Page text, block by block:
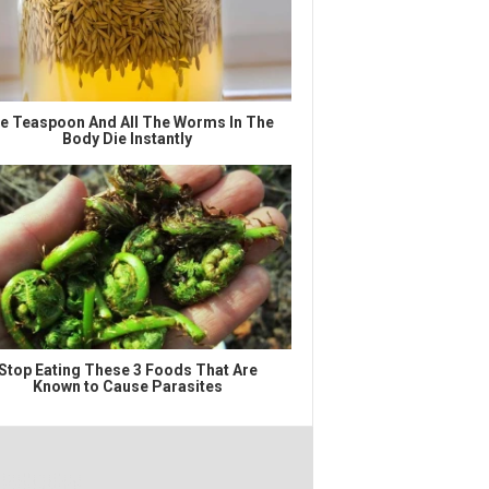
Teaspoon And All The Worms In The
Body Die Instantly
Eating These 3 Foods That Are
Known to Cause Parasites